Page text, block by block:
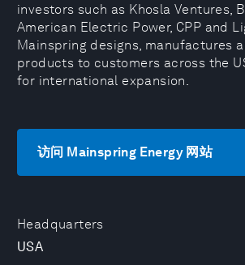
Headquarters
USA
investors such as Khosla Ventures,
American Electric Power, CPP and
Mainspring designs, manufactures
products to customers across the
for international expansion.
访问 Mainspring Energy 网站